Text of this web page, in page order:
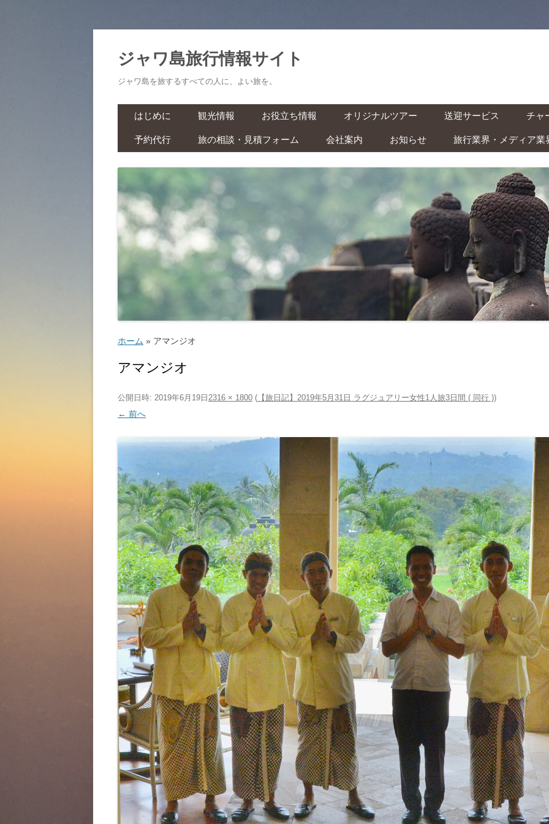
ジャワ島旅行情報サイト
ジャワ島を旅するすべての人に、よい旅を。
ン
ツ
へ
キ
はじめに 観光情報 お役立ち情報
基本情報
旅の準備 ‐ ビザ・気候・時差 ‐
快適な旅のために ‐ トイレ・
お風呂・虫対策 ‐
マナーとタブー ‐ 服装・たば
こ・お酒 ‐
お金のこと ‐ 通貨・両替・チ
社会のこと ‐ 言語・物価・宗
お土産
オリジナルツアー 送迎サービス
空港送迎
駅送迎
都市間送迎
チャ
車
バ
ー
予約代行
ラーマーヤナ舞踊ショー・ワ
ヤンクリ・イベント・マラソ
ン
スパ・マッサージ
旅の相談・見積フォーム 会社案内 お知らせ
ITAS(KITAS)をお持ちの方へ
学生の方へ
子ども連れの方へ
旅行業界・メディア業
ホーム » アマンジオ
アマンジオ
公開日時: 2019年6月19日 2316 × 1800 ( 【旅日記】2019年5月31日 ラグジュアリー女性1人旅3日間 ( 同行 ))
← 前へ